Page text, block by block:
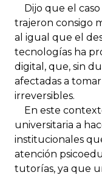
Dijo que el caso
trajeron consigo
al igual que el
tecnologías ha
digital, que, sin
afectadas a
irreversibles.
En este
universitaria a
institucionales
atención
tutorías, ya que